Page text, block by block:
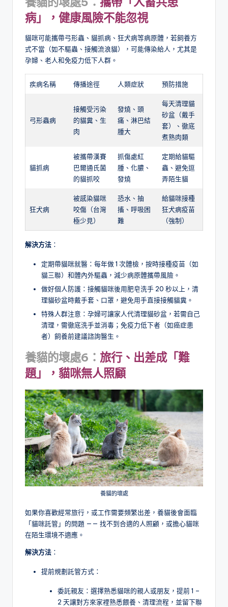
病」，健康風險不能忽視
貓咪可能攜帶弓形蟲、貓抓病、狂犬病等病原體，若飼養方
式不當（如不驅蟲、接觸流浪貓），可能傳染給人，尤其是
孕婦、老人和免疫力低下人群。
疾病名稱 傳播途徑 人類症狀 預防措施
弓形蟲病
接觸受污染
的貓糞、生
肉
發燒、頭
痛、淋巴結
腫大
每天清理貓
砂盆（戴手
套）、徹底
煮熟肉類
貓抓病
被攜帶漢賽
巴爾通氏菌
的貓抓咬
抓傷處紅
腫、化膿、
發燒
定期給貓驅
蟲、避免逗
弄陌生貓
狂犬病
被感染貓咪
咬傷（台灣
極少見）
恐水、抽
搐、呼吸困
難
給貓咪接種
狂犬病疫苗
（強制）
解決方法 ：
定期帶貓咪就醫：每年做 1 次體檢，按時接種疫苗（如
貓三聯）和體內外驅蟲，減少病原體攜帶風險。
做好個人防護：接觸貓咪後用肥皂洗手 20 秒以上，清
理貓砂盆時戴手套、口罩，避免用手直接接觸貓糞。
特殊人群注意：孕婦可讓家人代清理貓砂盆，若需自己
清理，需徹底洗手並消毒；免疫力低下者（如癌症患
者）飼養前建議諮詢醫生。
養貓的壞處6： 旅行、出差成「難
題」，貓咪無人照顧
養貓的壞處
如果你喜歡經常旅行，或工作需要頻繁出差，養貓後會面臨
「貓咪託管」的問題 —— 找不到合適的人照顧，或擔心貓咪
在陌生環境不適應。
解決方法 ：
提前規劃託管方式：
委託親友：選擇熟悉貓咪的親人或朋友，提前 1 –
2 天讓對方來家裡熟悉餵養、清理流程，並留下聯